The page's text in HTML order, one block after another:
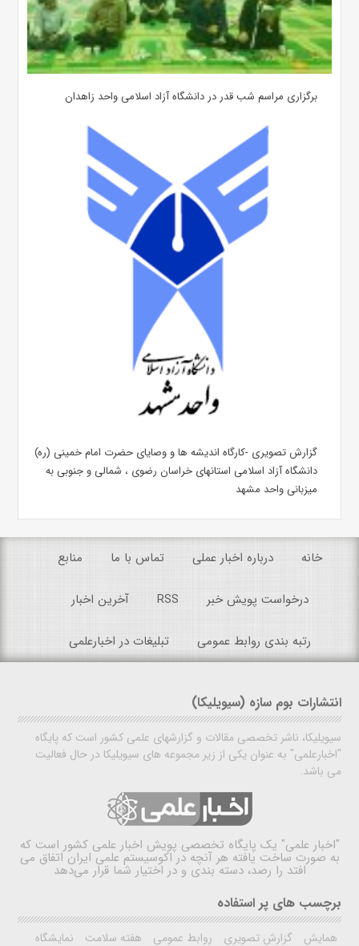
برگزاری مراسم شب قدر در دانشگاه آزاد اسلامی واحد زاهدان
گزارش تصویری -کارگاه اندیشه ها و وصایای حضرت امام خمینی (ره)
دانشگاه آزاد اسلامی استانهای خراسان رضوی ، شمالی و جنوبی به
میزبانی واحد مشهد
خانه درباره اخبار عملی تماس با ما منابع
درخواست پویش خبر RSS آخرین اخبار
رتبه بندی روابط عمومی تبلیغات در اخبارعلمی
انتشارات بوم سازه (سیویلیکا)
سیویلیکا، ناشر تخصصی مقالات و گزارشهای علمی کشور است که پایگاه
"اخبارعلمی" به عنوان یکی از زیر مجموعه های سیویلیکا در حال فعالیت
می باشد.
"اخبار علمی" یک پایگاه تخصصی پویش اخبار علمی کشور است که
به صورت ساخت یافته هر آنچه در اکوسیستم علمی ایران اتفاق می
افتد را رصد، دسته بندی و در اختیار شما قرار می‌دهد
برچسب های پر استفاده
همایش گزارش تصویری روابط عمومی هفته سلامت نمایشگاه